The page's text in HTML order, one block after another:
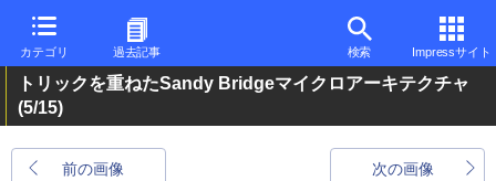
カテゴリ 過去記事 検索 Impressサイト
トリックを重ねたSandy Bridgeマイクロアーキテクチャ
(5/15)
前の画像 次の画像